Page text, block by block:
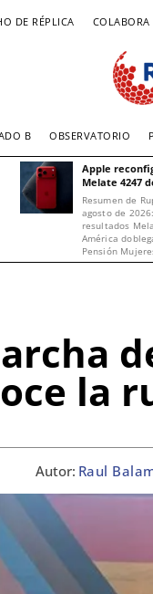
DE RÉPLICA
B OBSERVATORIO
Apple
Melate 4247
Resumen de
agosto de
resultados
América
Pensión
la
Autor: Raul